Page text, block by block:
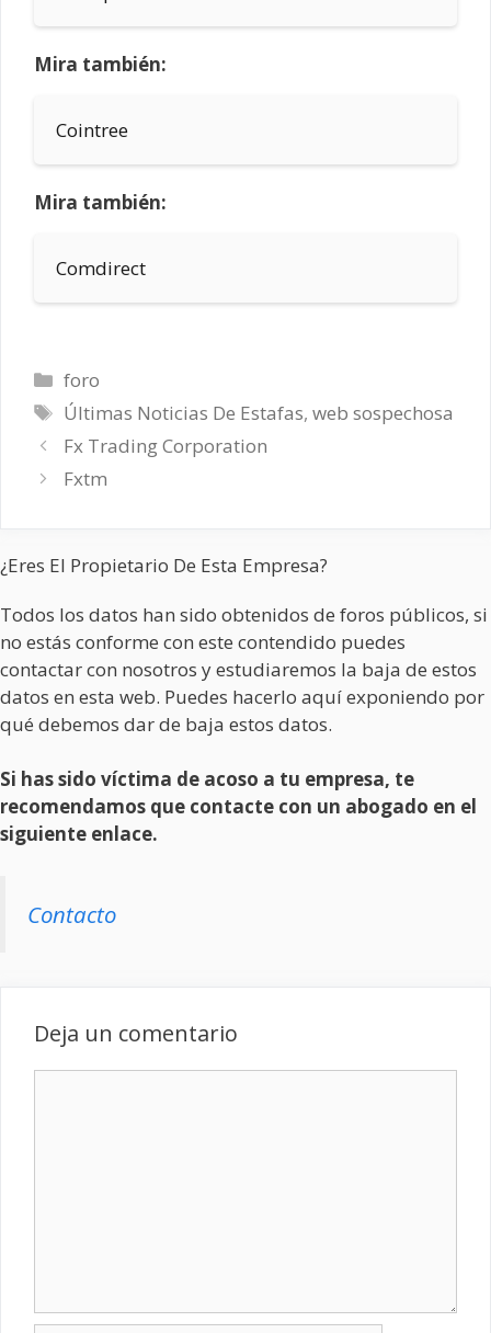
Mira también:
Cointree
Mira también:
Comdirect
Categorías
foro
Etiquetas
Últimas Noticias De Estafas,web sospechosa
Fx Trading Corporation
Fxtm
¿Eres El Propietario De Esta Empresa?
Todos los datos han sido obtenidos de foros públicos, si
no estás conforme con este contendido puedes
contactar con nosotros y estudiaremos la baja de estos
datos en esta web. Puedes hacerlo aquí exponiendo por
qué debemos dar de baja estos datos.
Si has sido víctima de acoso a tu empresa, te
recomendamos que contacte con un abogado en el
siguiente enlace.
Contacto
Deja un comentario